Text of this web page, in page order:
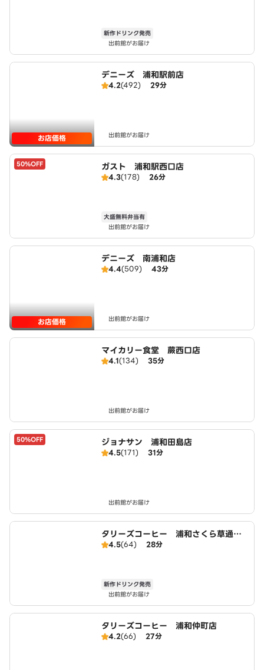
新作ドリンク発売
出前館がお届け
お店価格
デニーズ 浦和駅前店
4.2(492) 29分
出前館がお届け
50%OFF ガスト 浦和駅西口店
4.3(178) 26分
大盛無料弁当有
出前館がお届け
お店価格
デニーズ 南浦和店
4.4(509) 43分
出前館がお届け
マイカリー食堂 蕨西口店
4.1(134) 35分
出前館がお届け
50%OFF ジョナサン 浦和田島店
4.5(171) 31分
出前館がお届け
タリーズコーヒー 浦和さくら草通り
店4.5(64) 28分
新作ドリンク発売
出前館がお届け
タリーズコーヒー 浦和仲町店
4.2(66) 27分